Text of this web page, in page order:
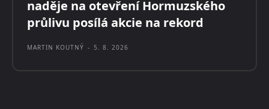
naděje na otevření Hormuzského
průlivu posílá akcie na rekord
MARTIN KOUTNÝ - 5. 8. 2026